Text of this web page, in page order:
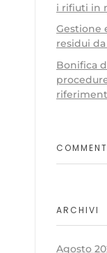
i rifiuti in
Gestione
residui
Bonifica
ARCHIVI
Agosto